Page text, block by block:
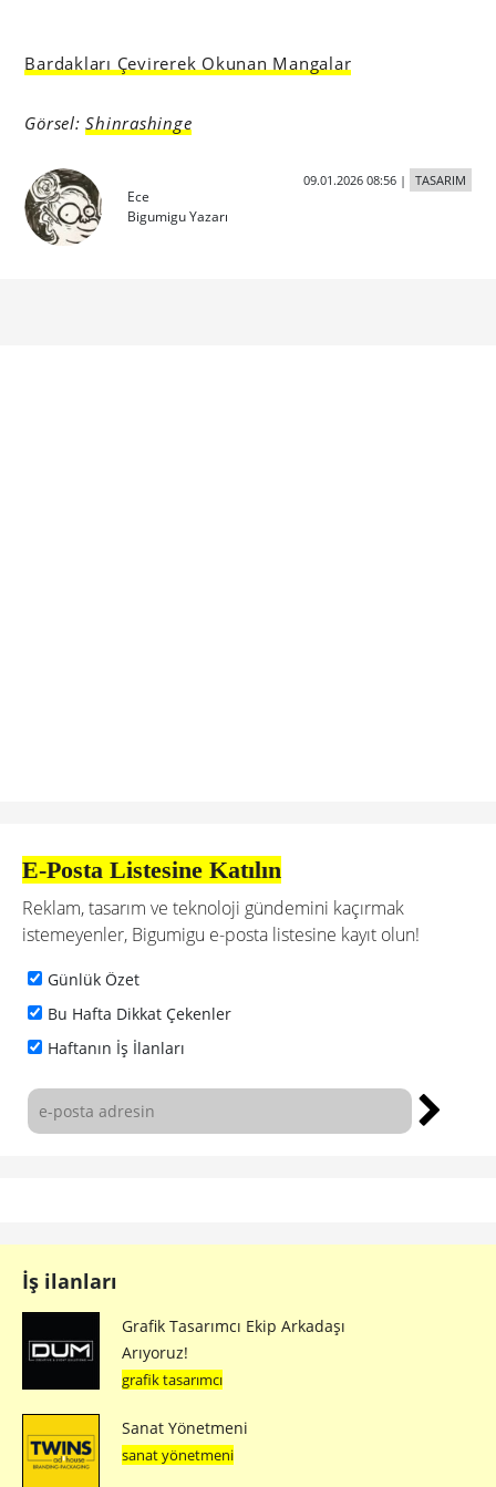
Bardakları Çevirerek Okunan Mangalar
Görsel:Shinrashinge
Ece
Bigumigu Yazarı
09.01.2026 08:56| TASARIM
E-Posta Listesine Katılın
Reklam, tasarım ve teknoloji gündemini kaçırmak
istemeyenler, Bigumigu e-posta listesine kayıt olun!
Günlük Özet
Bu Hafta Dikkat Çekenler
Haftanın İş İlanları
İş ilanları
Grafik Tasarımcı Ekip Arkadaşı
Arıyoruz!
grafik tasarımcı
Sanat Yönetmeni
sanat yönetmeni